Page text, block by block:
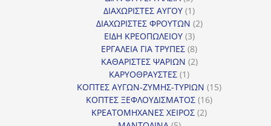
προϊόντα
ΔΙΑΧΩΡΙΣΤΕΣ ΑΥΓΟΥ 11
προϊόν
ΔΙΑΧΩΡΙΣΤΕΣ ΦΡΟΥΤΩΝ 22
ΕΙΔΗ ΚΡΕΟΠΩΛΕΙΟΥ 33
προϊόντα
ΕΡΓΑΛΕΙΑ ΓΙΑ ΤΡΥΠΕΣ 88
προϊόντα
ΚΑΘΑΡΙΣΤΕΣ ΨΑΡΙΩΝ 22
ΚΑΡΥΟΘΡΑΥΣΤΕΣ 11
προϊόν
ΚΟΠΤΕΣ ΑΥΓΩΝ-ΖΥΜΗΣ-ΤΥΡΙΩΝ 1515
ΚΟΠΤΕΣ ΞΕΦΛΟΥΔΙΣΜΑΤΟΣ 1616
ΚΡΕΑΤΟΜΗΧΑΝΕΣ ΧΕΙΡΟΣ 22